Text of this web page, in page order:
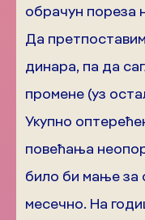
обрачун пореза
Да
динара, па да
промене (уз
Укупно
повећања
било би мање за
месечно. На